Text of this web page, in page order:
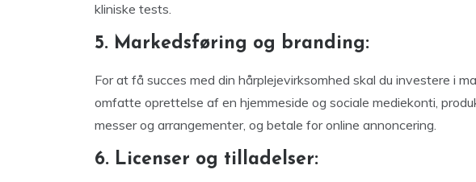
kliniske tests.
5. Markedsføring og branding:
For at få succes med din hårplejevirksomhed skal du investere i
omfatte oprettelse af en hjemmeside og sociale mediekonti,
messer og arrangementer, og betale for online annoncering.
6. Licenser og tilladelser: